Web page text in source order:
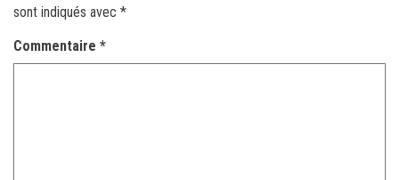
sont indiqués avec *
Commentaire *